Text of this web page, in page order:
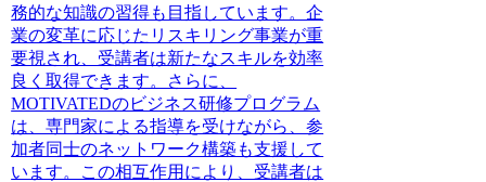
務的な知識の習得も目指しています。企
業の変革に応じたリスキリング事業が重
要視され、受講者は新たなスキルを効率
良く取得できます。さらに、
MOTIVATEDのビジネス研修プログラム
は、専門家による指導を受けながら、参
加者同士のネットワーク構築も支援して
います。この相互作用により、受講者は